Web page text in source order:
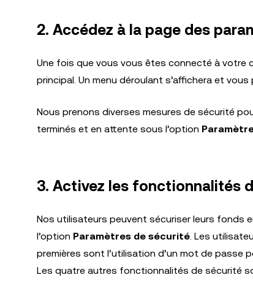
2. Accédez à la page des
Une fois que vous vous êtes connecté à votre
principal. Un menu déroulant s’affichera et
Nous prenons diverses mesures de sécurité
terminés et en attente sous l’option
3. Activez les fonctionnalités
Nos utilisateurs peuvent sécuriser leurs fonds
l’option Paramètres de sécurité. Les
premières sont l’utilisation d’un mot de passe
Les quatre autres fonctionnalités de sécurité